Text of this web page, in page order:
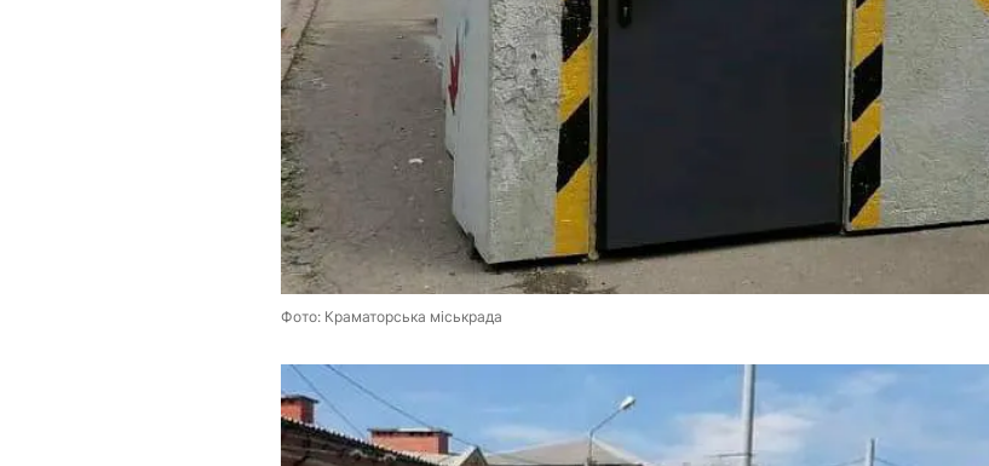
Фото: Краматорська міськрада